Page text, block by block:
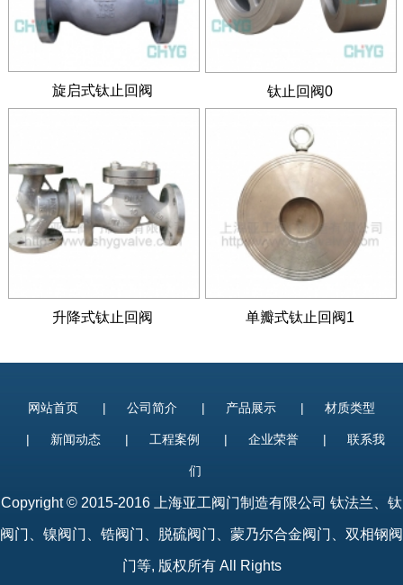
旋启式钛止回阀 钛止回阀0
升降式钛止回阀 单瓣式钛止回阀1
网站首页 | 公司简介 | 产品展示 | 材质类型
| 新闻动态 | 工程案例 | 企业荣誉 | 联系我
们
Copyright © 2015-2016 上海亚工阀门制造有限公司 钛法兰 钛
阀门 、镍阀门、锆阀门、脱硫阀门、蒙乃尔合金阀门、双相钢阀
门等, 版权所有 All Rights